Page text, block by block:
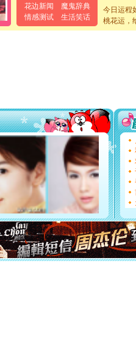
花边新闻
魔鬼辞典
情感测试
生活笑话
[元旦]当
泣，这痛
卖了。水
你太多，
要平安
[圣诞节]
能正大
都要快乐
[圣诞节]
如意,快
[元旦]
断电。
你是我
[元旦]如
起；二是
离。水晶
[元旦]当
泣，这痛
今日运程
桃花运，